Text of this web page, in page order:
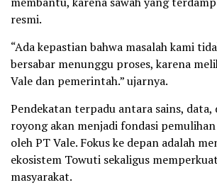
resmi.
“Ada kepastian bahwa masalah kami
bersabar menunggu proses, karena
Vale dan pemerintah.” ujarnya.
Pendekatan terpadu antara sains,
royong akan menjadi fondasi
oleh PT Vale. Fokus ke depan adalah
ekosistem Towuti sekaligus
masyarakat.